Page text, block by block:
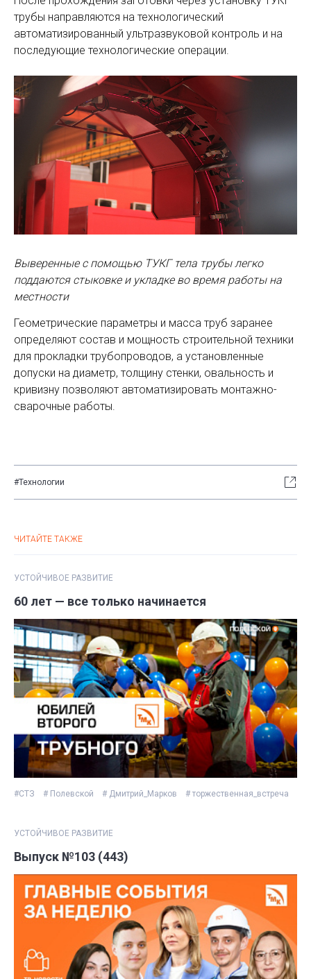
трубы направляются на технологический
автоматизированный ультразвуковой контроль и на
последующие технологические операции.
Выверенные с помощью ТУКГ тела трубы легко
поддаются стыковке и укладке во время работы на
местности
Геометрические параметры и масса труб заранее
определяют состав и мощность строительной техники
для прокладки трубопроводов, а установленные
допуски на диаметр, толщину стенки, овальность и
кривизну позволяют автоматизировать монтажно-
сварочные работы.
#Технологии
ЧИТАЙТЕ ТАКЖЕ
УСТОЙЧИВОЕ РАЗВИТИЕ
60 лет — все только начинается
#СТЗ # Полевской # Дмитрий_Марков # торжественная_встреча
УСТОЙЧИВОЕ РАЗВИТИЕ
Выпуск №103 (443)